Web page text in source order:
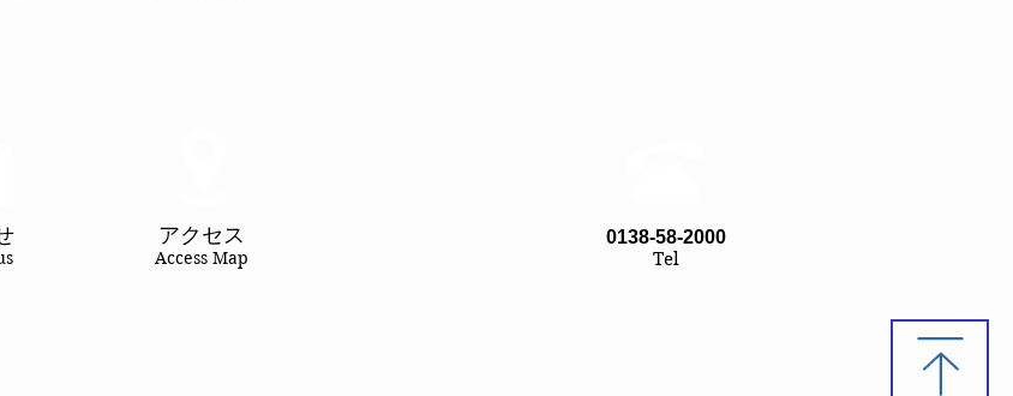
アクセス
Access Map
0138-58-2000
Tel